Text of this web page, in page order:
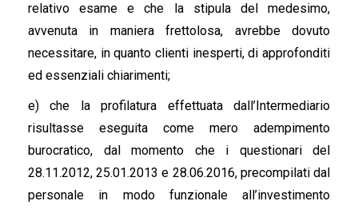
relativo esame e che la stipula del medesimo,
avvenuta in maniera frettolosa, avrebbe dovuto
necessitare, in quanto clienti inesperti, di approfonditi
ed essenziali chiarimenti;
e) che la profilatura effettuata dall’Intermediario
risultasse eseguita come mero adempimento
burocratico, dal momento che i questionari del
28.11.2012, 25.01.2013 e 28.06.2016, precompilati dal
personale in modo funzionale all’investimento